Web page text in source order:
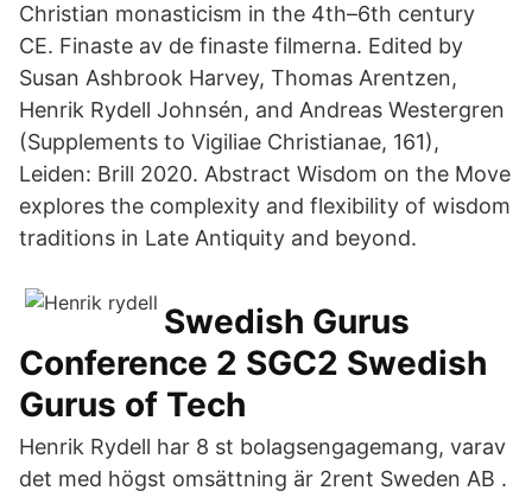
Christian monasticism in the 4th–6th century
CE. Finaste av de finaste filmerna. Edited by
Susan Ashbrook Harvey, Thomas Arentzen,
Henrik Rydell Johnsén, and Andreas Westergren
(Supplements to Vigiliae Christianae, 161),
Leiden: Brill 2020. Abstract Wisdom on the Move
explores the complexity and flexibility of wisdom
traditions in Late Antiquity and beyond.
Swedish Gurus
Conference 2 SGC2 Swedish
Gurus of Tech
Henrik Rydell har 8 st bolagsengagemang, varav
det med högst omsättning är 2rent Sweden AB .